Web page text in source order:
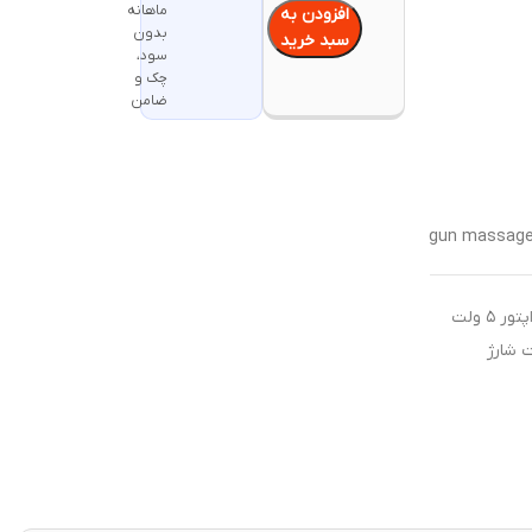
جهت شارژ محصولات شارژی از آداپتور ۵ ولت
شارژ
افزودن به
سبد خرید
ماهانه
بدون
سود،
چک و
ضامن